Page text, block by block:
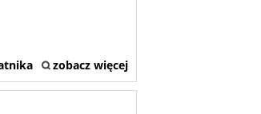
zobacz więcej